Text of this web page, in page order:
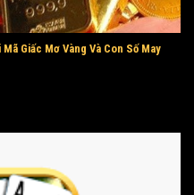
Giấc Mơ Vàng Và Con Số May